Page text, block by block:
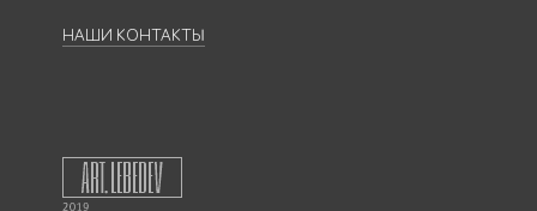
НАШИ КОНТАКТЫ